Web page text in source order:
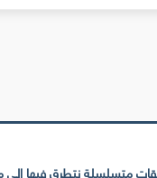
نتطرق فيها إلى